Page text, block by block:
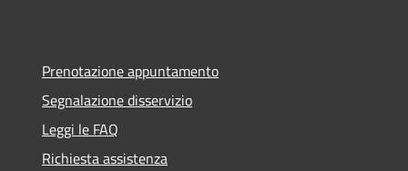
Prenotazione appuntamento
Segnalazione disservizio
Leggi le FAQ
Richiesta assistenza